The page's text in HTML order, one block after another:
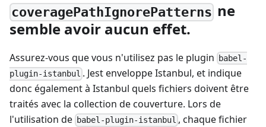
coveragePathIgnorePatterns ne
semble avoir aucun effet.
Assurez-vous que vous n'utilisez pas le plugin
babel-
plugin-istanbul . Jest enveloppe Istanbul, et indique
donc également à Istanbul quels fichiers doivent être
traités avec la collection de couverture. Lors de
l'utilisation de babel-plugin-istanbul , chaque fichier